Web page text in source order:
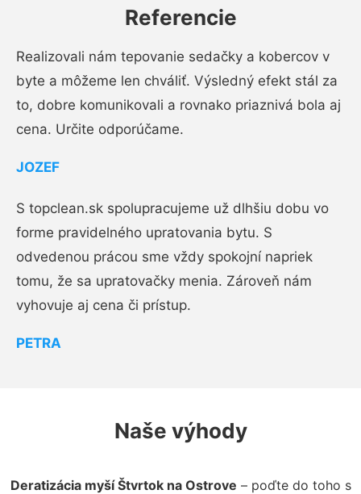
Referencie
Realizovali nám tepovanie sedačky a kobercov v
byte a môžeme len chváliť. Výsledný efekt stál za
to, dobre komunikovali a rovnako priaznivá bola aj
cena. Určite odporúčame.
JOZEF
S topclean.sk spolupracujeme už dlhšiu dobu vo
forme pravidelného upratovania bytu. S
odvedenou prácou sme vždy spokojní napriek
tomu, že sa upratovačky menia. Zároveň nám
vyhovuje aj cena či prístup.
PETRA
Naše výhody
Deratizácia myší Štvrtok na Ostrove – poďte do toho s